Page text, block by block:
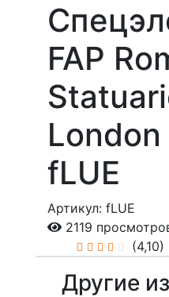
FAP
fLUE
Артикул: fLUE
2119
(4,10)
Другие